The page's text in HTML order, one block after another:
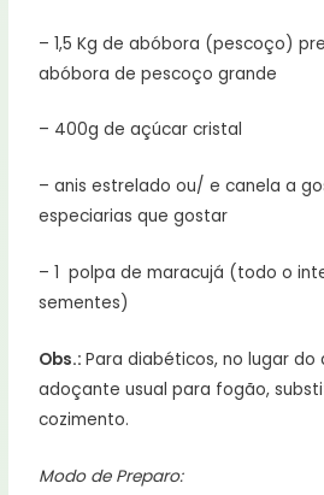
– 1,5 Kg de abóbora (pescoço)
abóbora de pescoço grande
– 400g de açúcar cristal
– anis estrelado ou/ e canela a
especiarias que gostar
– 1 polpa de maracujá (todo o
sementes)
Obs.:Para diabéticos, no lugar do
adoçante usual para fogão,
cozimento.
Modo de Preparo: